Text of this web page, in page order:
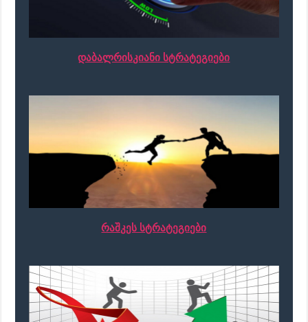
დაბალრისკიანი სტრატეგიები
რაშკეს სტრატეგიები